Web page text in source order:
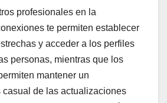
profesionales en la
te permiten establecer
y acceder a los perfiles
personas, mientras que los
mantener un
casual de las actualizaciones